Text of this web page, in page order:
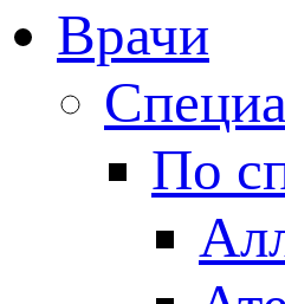
Врачи
По